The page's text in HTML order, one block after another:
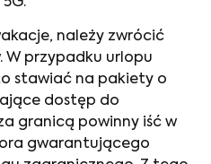
, należy zwrócić
W przypadku urlopu
stawiać na pakiety o
dostęp do
granicą powinny iść w
gwarantującego